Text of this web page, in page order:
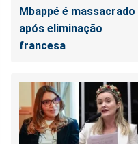
Mbappé é massacrado
após eliminação
francesa